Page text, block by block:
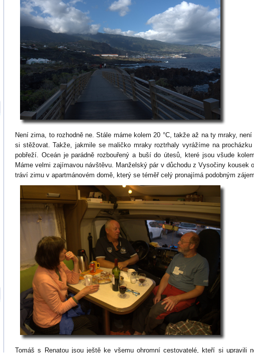
Není zima, to rozhodně ne. Stále máme kolem 20 °C, takže až na ty mraky, není
si stěžovat. Takže, jakmile se maličko mraky roztrhaly vyrážíme na procházku
pobřeží. Oceán je parádně rozbouřený a buší do útesů, které jsou všude
Máme velmi zajímavou návštěvu. Manželský pár v důchodu z Vysočiny kousek
tráví zimu v apartmánovém domě, který se téměř celý pronajímá podobným
Tomáš s Renatou jsou ještě ke všemu ohromní cestovatelé, kteří si upravili